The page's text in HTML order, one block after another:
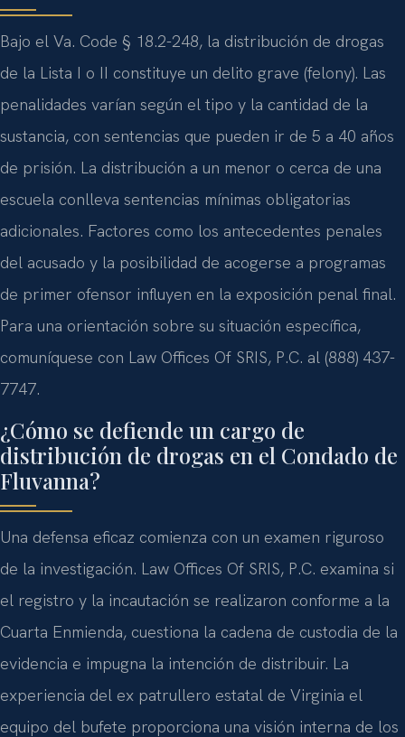
Bajo el Va. Code § 18.2-248, la distribución de drogas
de la Lista I o II constituye un delito grave (felony). Las
penalidades varían según el tipo y la cantidad de la
sustancia, con sentencias que pueden ir de 5 a 40 años
de prisión. La distribución a un menor o cerca de una
escuela conlleva sentencias mínimas obligatorias
adicionales. Factores como los antecedentes penales
del acusado y la posibilidad de acogerse a programas
de primer ofensor influyen en la exposición penal final.
Para una orientación sobre su situación específica,
comuníquese con Law Offices Of SRIS, P.C. al (888) 437-
7747.
¿Cómo se defiende un cargo de
distribución de drogas en el Condado de
Fluvanna?
Una defensa eficaz comienza con un examen riguroso
de la investigación. Law Offices Of SRIS, P.C. examina si
el registro y la incautación se realizaron conforme a la
Cuarta Enmienda, cuestiona la cadena de custodia de la
evidencia e impugna la intención de distribuir. La
experiencia del ex patrullero estatal de Virginia el
equipo del bufete proporciona una visión interna de los